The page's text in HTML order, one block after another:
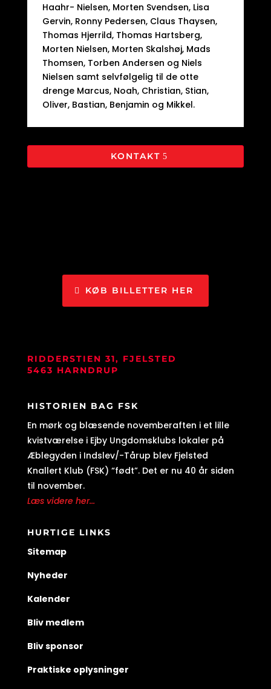
Haahr- Nielsen, Morten Svendsen, Lisa
Gervin, Ronny Pedersen, Claus Thaysen,
Thomas Hjerrild, Thomas Hartsberg,
Morten Nielsen, Morten Skalshøj, Mads
Thomsen, Torben Andersen og Niels
Nielsen samt selvfølgelig til de otte
drenge Marcus, Noah, Christian, Stian,
Oliver, Bastian, Benjamin og Mikkel.
KONTAKT
KØB BILLETTER HER
RIDDERSTIEN 31, FJELSTED
5463 HARNDRUP
HISTORIEN BAG FSK
En mørk og blæsende novemberaften i et lille
kvistværelse i Ejby Ungdomsklubs lokaler på
Æblegyden i Indslev/-Tårup blev Fjelsted
Knallert Klub (FSK) “født”. Det er nu 40 år siden
til november.
Læs videre her...
HURTIGE LINKS
Sitemap
Nyheder
Kalender
Bliv medlem
Bliv sponsor
Praktiske oplysninger